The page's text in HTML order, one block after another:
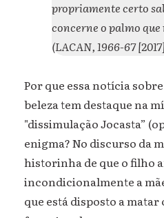
propriamente certo
concerne o palmo
(LACAN, 1966-67
Por que essa notícia
beleza tem destaque na
"dissimulação Jocasta”
enigma? No discurso da
historinha de que o filho
incondicionalmente a
que está disposto a